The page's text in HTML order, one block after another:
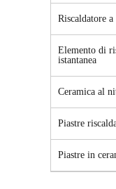
Riscaldatore a
Elemento di
istantanea
Ceramica al
Piastre
Piastre in